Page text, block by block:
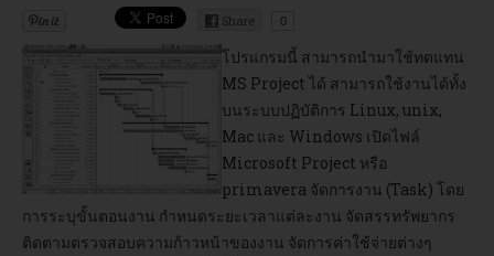
DOWNLOAD
ซอฟต์แวร์
Share
0
โปรแกรมนี้ สามารถนำมาใช้ทดแทน
MS Project ได้ สามารถใช้งานได้ทั้ง
บนระบบปฏิบัติการ Linux, unix,
Mac และ Windows เปิดไฟล์
Microsoft Project หรือ
primavera จัดการงาน (Task) โดย
การระบุขั้นตอนงาน กำหนดระยะเวลาแต่ละงาน จัดสรรทรัพยากร
ติดตามตรวจสอบความก้าวหน้าของงาน จัดการค่าใช้จ่ายต่างๆ